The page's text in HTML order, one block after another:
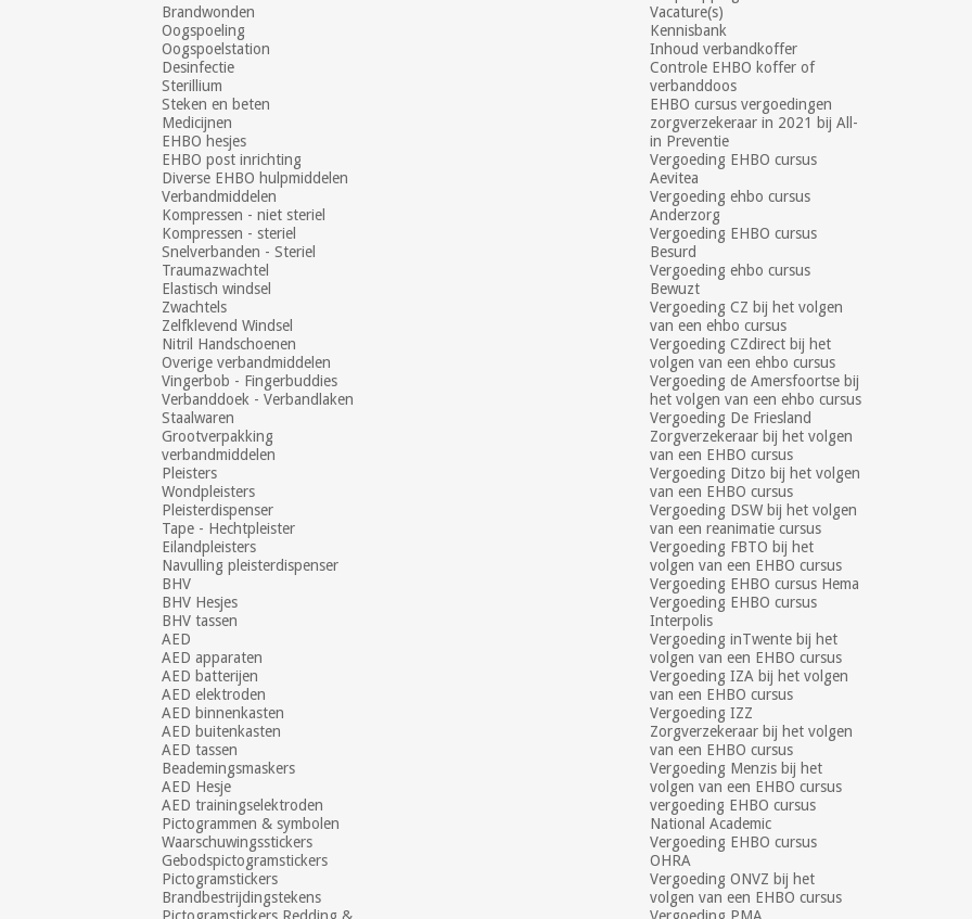
Brandwonden
Oogspoeling
Oogspoelstation
Desinfectie
Sterillium
Steken en beten
Medicijnen
EHBO hesjes
EHBO post inrichting
Diverse EHBO hulpmiddelen
Verbandmiddelen
Kompressen - niet steriel
Kompressen - steriel
Snelverbanden - Steriel
Traumazwachtel
Elastisch windsel
Zwachtels
Zelfklevend Windsel
Nitril Handschoenen
Overige verbandmiddelen
Vingerbob - Fingerbuddies
Verbanddoek - Verbandlaken
Staalwaren
Grootverpakking
verbandmiddelen
Pleisters
Wondpleisters
Pleisterdispenser
Tape - Hechtpleister
Eilandpleisters
Navulling pleisterdispenser
BHV
BHV Hesjes
BHV tassen
AED
AED apparaten
AED batterijen
AED elektroden
AED binnenkasten
AED buitenkasten
AED tassen
Beademingsmaskers
AED Hesje
AED trainingselektroden
Pictogrammen & symbolen
Waarschuwingsstickers
Gebodspictogramstickers
Pictogramstickers
Brandbestrijdingstekens
Vacature(s)
Kennisbank
Inhoud verbandkoffer
Controle EHBO koffer of
verbanddoos
EHBO cursus vergoedingen
zorgverzekeraar in 2021 bij All-
in Preventie
Vergoeding EHBO cursus
Aevitea
Vergoeding ehbo cursus
Anderzorg
Vergoeding EHBO cursus
Besurd
Vergoeding ehbo cursus
Bewuzt
Vergoeding CZ bij het volgen
van een ehbo cursus
Vergoeding CZdirect bij het
volgen van een ehbo cursus
Vergoeding de Amersfoortse bij
het volgen van een ehbo cursus
Vergoeding De Friesland
Zorgverzekeraar bij het volgen
van een EHBO cursus
Vergoeding Ditzo bij het volgen
van een EHBO cursus
Vergoeding DSW bij het volgen
van een reanimatie cursus
Vergoeding FBTO bij het
volgen van een EHBO cursus
Vergoeding EHBO cursus Hema
Vergoeding EHBO cursus
Interpolis
Vergoeding inTwente bij het
volgen van een EHBO cursus
Vergoeding IZA bij het volgen
van een EHBO cursus
Vergoeding IZZ
Zorgverzekeraar bij het volgen
van een EHBO cursus
Vergoeding Menzis bij het
volgen van een EHBO cursus
vergoeding EHBO cursus
National Academic
Vergoeding EHBO cursus
OHRA
Vergoeding ONVZ bij het
volgen van een EHBO cursus